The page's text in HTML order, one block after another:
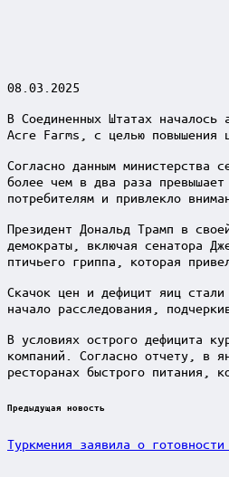
08.03.2025
В Соединенных Штатах началось
Acre Farms, с целью повышения
Согласно данным министерства
более чем в два раза
потребителям и привлекло
Президент Дональд Трамп в
демократы, включая сенатора
птичьего гриппа, которая
Скачок цен и дефицит яиц
начало расследования,
В условиях острого дефицита
компаний. Согласно отчету, в
ресторанах быстрого питания,
Post
Предыдущая новость
Туркмения заявила о